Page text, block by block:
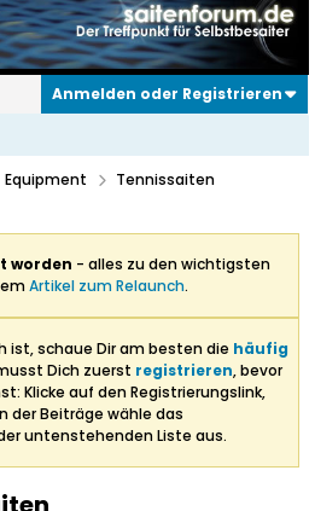
Anmelden oder Registrieren
Equipment
Tennissaiten
worden - alles zu den wichtigsten
Artikel zum Relaunch.
ist, schaue Dir am besten die häufig
Dich zuerst registrieren, bevor
Klicke auf den Registrierungslink,
der Beiträge wähle das
untenstehenden Liste aus.